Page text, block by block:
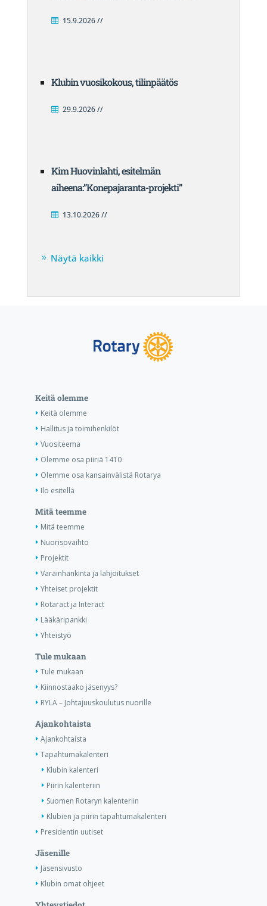
15.9.2026 //
Klubin vuosikokous, tilinpäätös
29.9.2026 //
Kim Huovinlahti, esitelmän
aiheena:”Konepajaranta-projekti”
13.10.2026 //
Näytä kaikki
Keitä olemme
Keitä olemme
Hallitus ja toimihenkilöt
Vuositeema
Olemme osa piiriä 1410
Olemme osa kansainvälistä Rotarya
Ilo esitellä
Mitä teemme
Mitä teemme
Nuorisovaihto
Projektit
Varainhankinta ja lahjoitukset
Yhteiset projektit
Rotaract ja Interact
Lääkäripankki
Yhteistyö
Tule mukaan
Tule mukaan
Kiinnostaako jäsenyys?
RYLA – Johtajuuskoulutus nuorille
Ajankohtaista
Ajankohtaista
Tapahtumakalenteri
Klubin kalenteri
Piirin kalenteriin
Suomen Rotaryn kalenteriin
Klubien ja piirin tapahtumakalenteri
Presidentin uutiset
Jäsenille
Jäsensivusto
Klubin omat ohjeet